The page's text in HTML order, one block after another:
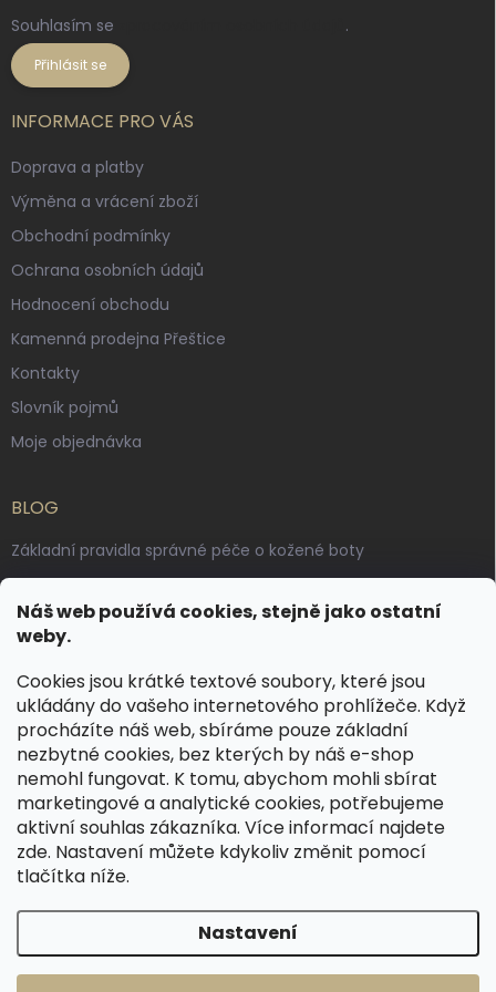
Náš web používá cookies, stejně jako ostatní
weby.
Cookies jsou krátké textové soubory, které jsou
ukládány do vašeho internetového prohlížeče. Když
procházíte náš web, sbíráme pouze základní
nezbytné cookies, bez kterých by náš e-shop
nemohl fungovat. K tomu, abychom mohli sbírat
marketingové a analytické cookies, potřebujeme
aktivní souhlas zákazníka. Více informací najdete
zde. Nastavení můžete kdykoliv změnit pomocí
tlačítka níže.
Nastavení
Souhlasím se .
Přihlásit se
INFORMACE PRO VÁS
Doprava a platby
Výměna a vrácení zboží
Obchodní podmínky
Ochrana osobních údajů
Hodnocení obchodu
Kamenná prodejna Přeštice
Kontakty
Slovník pojmů
Moje objednávka
BLOG
Základní pravidla správné péče o kožené boty
Výroba českých kožených opasků: vůně pravé kůže, dotek
řemesla
KONTAKT
dotazy@spongr.cz
+420 776 663 962
https://www.facebook.com/spongr.cz
spongr.cz